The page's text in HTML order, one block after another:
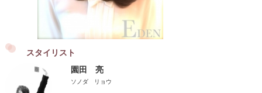
スタイリスト
園田 亮
ソノダ リョウ